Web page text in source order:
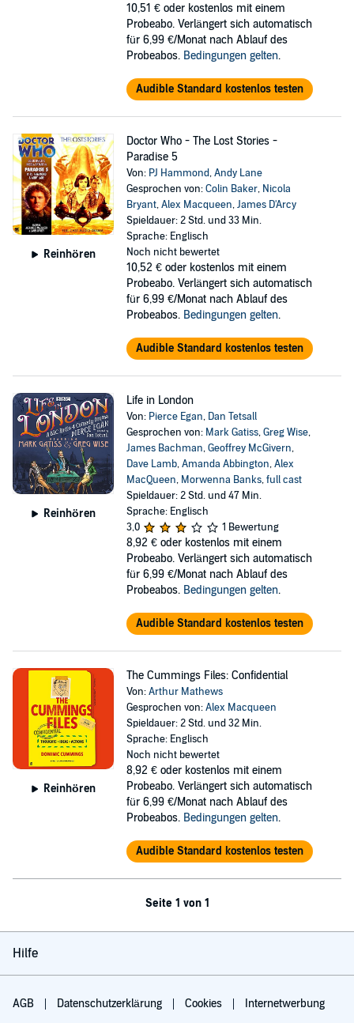
10,51 € oder kostenlos mit einem
Probeabo. Verlängert sich automatisch
für 6,99 €/Monat nach Ablauf des
Probeabos. Bedingungen gelten.
Audible Standard kostenlos testen
Reinhören
Doctor Who - The Lost Stories -
Paradise 5
Von: PJ Hammond,Andy Lane
Gesprochen von:Colin Baker, Nicola
Bryant,Alex Macqueen,James D'Arcy
Spieldauer: 2 Std. und 33 Min.
Sprache: Englisch
Noch nicht bewertet
10,52 € oder kostenlos mit einem
Probeabo. Verlängert sich automatisch
für 6,99 €/Monat nach Ablauf des
Probeabos. Bedingungen gelten.
Audible Standard kostenlos testen
Reinhören
Life in London
Von: Pierce Egan, Dan Tetsall
Gesprochen von: Mark Gatiss,Greg Wise,
James Bachman,Geoffrey McGivern,
Dave Lamb,Amanda Abbington,Alex
MacQueen, Morwenna Banks,full cast
Spieldauer: 2 Std. und 47 Min.
Sprache: Englisch
3,0
1 Bewertung
8,92 € oder kostenlos mit einem
Probeabo. Verlängert sich automatisch
für 6,99 €/Monat nach Ablauf des
Probeabos. Bedingungen gelten.
Audible Standard kostenlos testen
Reinhören
The Cummings Files: Confidential
Von:Arthur Mathews
Gesprochen von:Alex Macqueen
Spieldauer: 2 Std. und 32 Min.
Sprache: Englisch
Noch nicht bewertet
8,92 € oder kostenlos mit einem
Probeabo. Verlängert sich automatisch
für 6,99 €/Monat nach Ablauf des
Probeabos. Bedingungen gelten.
Audible Standard kostenlos testen
Seite 1 von 1
Hilfe
AGB Datenschutzerklärung Cookies Internetwerbung